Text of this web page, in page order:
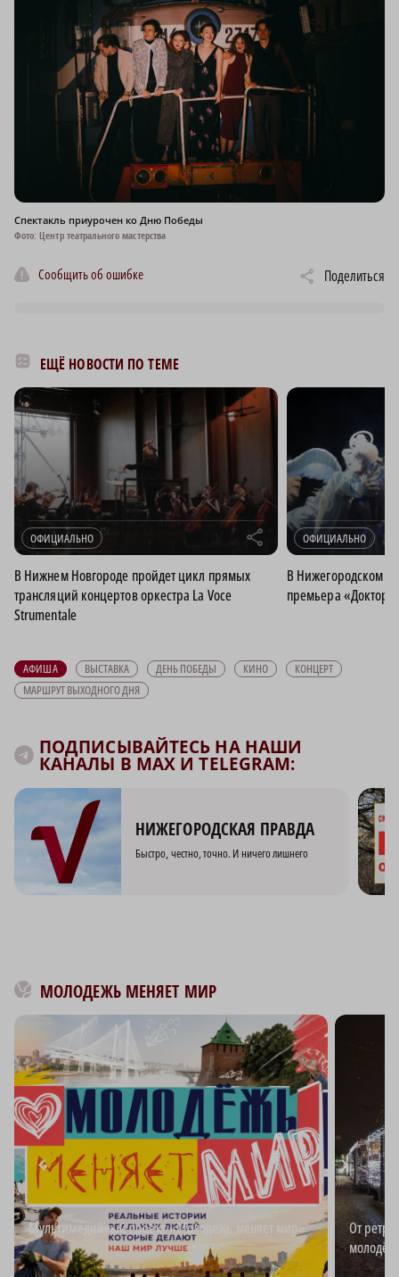
Спектакль приурочен ко Дню Победы
Фото: Центр театрального мастерства
Сообщить об ошибке Поделиться
ЕЩЁ НОВОСТИ ПО ТЕМЕ
ОФИЦИАЛЬНО r
В Нижнем Новгороде пройдет цикл прямых
трансляций концертов оркестра La Voce
Strumentale
ОФИЦИАЛЬНО
В Нижегородском
премьера «Доктора
АФИША ВЫСТАВКА ДЕНЬ ПОБЕДЫ КИНО
КОНЦЕРТ
МАРШРУТ ВЫХОДНОГО ДНЯ
ПОДПИСЫВАЙТЕСЬ НА НАШИ
КАНАЛЫ В MAX И TELEGRAM:
НИЖЕГОРОДСКАЯ ПРАВДА
Быстро, честно, точно. И ничего лишнего
МОЛОДЕЖЬ МЕНЯЕТ МИР
Мультимедийный проект «Молодежь меняет мир»
От